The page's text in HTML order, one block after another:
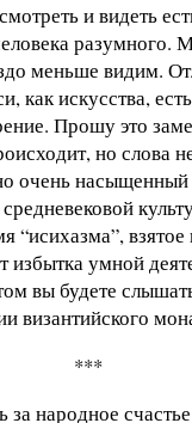
и видеть
разумного.
меньше видим.
как искусства,
Прошу это
но слова
очень насыщенный
“исихазма”, взятое
избытка умной
вы будете
византийского
***
народное